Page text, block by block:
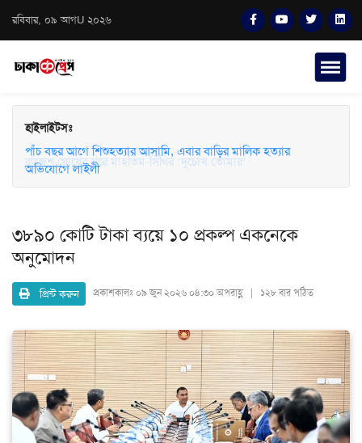
রবিবার, ০৯ আগU ২০২৬
হাইলাইটসঃ
পাঁচ বছর আগে শিশুহত্যার আসামি, এবার বাড়ির মালিক হত্যার
অভিযোগে লাইলী
৩৮৯০ কোটি টাকা ব্যয়ে ১০ প্রকল্প একনেকে
অনুমোদন
প্রিন্ট করুন প্রকাশকালঃ ০৯ জুন ২০২৬ ০৪:৩০ অপরাহ্ণ | ১২৮ বার পঠিত